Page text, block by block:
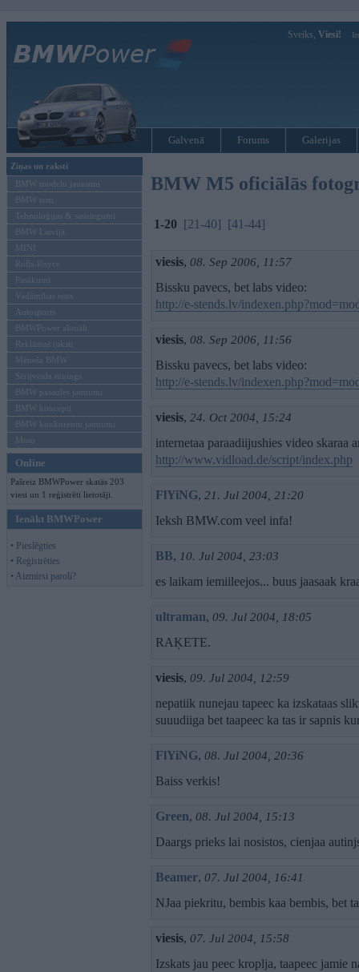
Sveiks, Viesi!
Galvenā Forums Galerijas
Ziņas un raksti
BMW modeļu jaunumi
BMW testi
Tehnoloģijas & sasniegumi
BMW Latvijā
MINI
Rolls-Royce
Pasākumi
Vadāmības tests
Autosports
BMWPower aktuāli
Reklāmas raksti
Mēneša BMW
Sērijveida tūnings
BMW pasaules jaunumi
BMW koncepti
BMW konkurentu jaunumi
Moto
Online
Pašreiz BMWPower skatās 203
viesi un 1 reģistrēti lietotāji.
Ienākt BMWPower
• Pieslēgties
• Reģistrēties
• Aizmirsi paroli?
BMW M5 oficiālās
1-20 [21-40] [41-44]
viesis, 08. Sep 2006, 11:57
Bissku pavecs, bet labs video:
http://e-stends.lv/
viesis, 08. Sep 2006, 11:56
Bissku pavecs, bet labs video:
http://e-stends.lv/
viesis, 24. Oct 2004, 15:24
internetaa paraadiijushies video skaraa
http://www.vidload.de/script/index.php
FlYiNG, 21. Jul 2004, 21:20
Ieksh BMW.com veel infa!
BB, 10. Jul 2004, 23:03
es laikam iemiileejos... buus jaasaak
ultraman, 09. Jul 2004, 18:05
RAĶETE.
viesis, 09. Jul 2004, 12:59
nepatiik nunejau tapeec ka izskataas
suuudiiga bet taapeec ka tas ir sapnis
FlYiNG, 08. Jul 2004, 20:36
Baiss verkis!
Green, 08. Jul 2004, 15:13
Daargs prieks lai nosistos, cienjaa
Beamer, 07. Jul 2004, 16:41
NJaa piekritu, bembis kaa bembis, bet
viesis, 07. Jul 2004, 15:58
Izskats jau peec kroplja, taapeec jamie